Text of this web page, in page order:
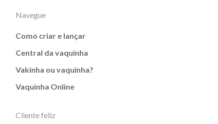
Navegue
Como criar e lançar
Central da vaquinha
Vakinha ou vaquinha?
Vaquinha Online
Cliente feliz